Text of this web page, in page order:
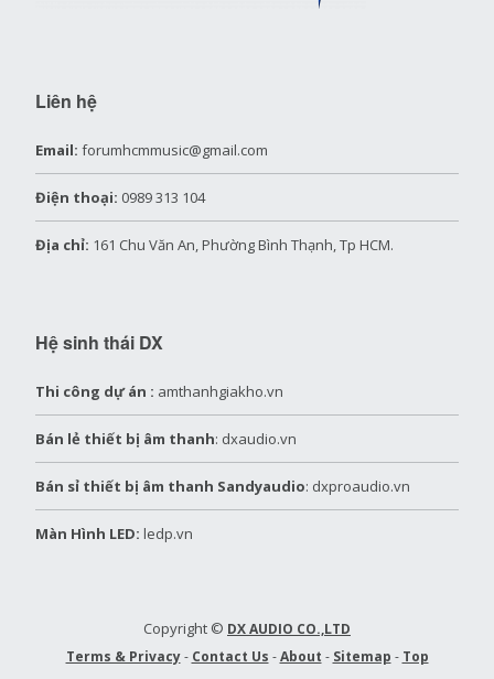
Liên hệ
Email: forumhcmmusic@gmail.com
Điện thoại: 0989 313 104
Địa chỉ: 161 Chu Văn An, Phường Bình Thạnh, Tp HCM.
Hệ sinh thái DX
Thi công dự án : amthanhgiakho.vn
Bán lẻ thiết bị âm thanh: dxaudio.vn
Bán sỉ thiết bị âm thanh Sandyaudio: dxproaudio.vn
Màn Hình LED: ledp.vn
Copyright © DX AUDIO CO.,LTD
Terms & Privacy- Contact Us -About - Sitemap - Top